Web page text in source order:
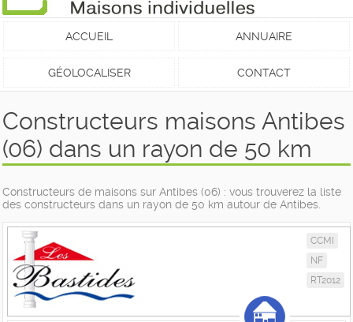
ACCUEIL ANNUAIRE
GÉOLOCALISER CONTACT
Constructeurs maisons Antibes
(06) dans un rayon de 50 km
Constructeurs de maisons sur Antibes (06) : vous trouverez la liste
des constructeurs dans un rayon de 50 km autour de Antibes.
CCMI
NF
RT2012